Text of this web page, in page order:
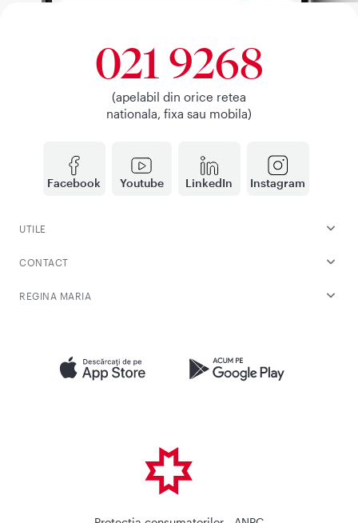
Facebook Youtube LinkedIn Instagram
021 9268
(apelabil din orice retea
nationala, fixa sau mobila)
UTILE
CONTACT
REGINA MARIA